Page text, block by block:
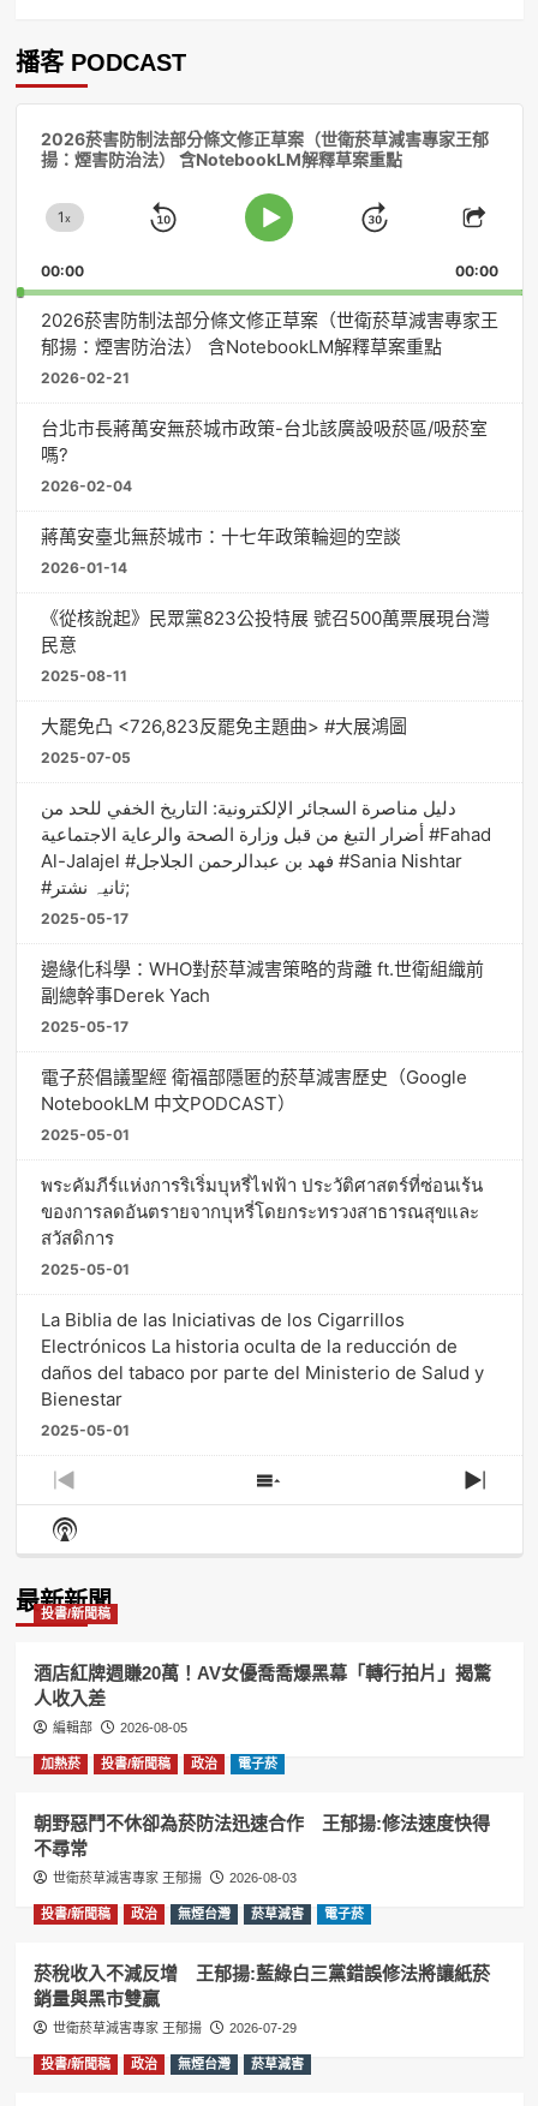
播客 PODCAST
2026菸害防制法部分條文修正草案（世衛菸草減害專家王郁
揚：煙害防治法） 含NotebookLM解釋草案重點
Change
Rate
1x
Skip
Play
Jump
Forward
Share
00:00 00:00
2026菸害防制法部分條文修正草案（世衛菸草減害專家王
郁揚：煙害防治法） 含NotebookLM解釋草案重點
2026-02-21
台北市長蔣萬安無菸城市政策-台北該廣設吸菸區/吸菸室
嗎?
2026-02-04
蔣萬安臺北無菸城市：十七年政策輪迴的空談
2026-01-14
《從核說起》民眾黨823公投特展 號召500萬票展現台灣
民意
2025-08-11
大罷免凸 <726,823反罷免主題曲> #大展鴻圖
2025-07-05
دليل مناصرة السجائر الإلكترونية: التاريخ الخفي للحد من
أضرار التبغ من قبل وزارة الصحة والرعاية الاجتماعية #Fahad
Al-Jalajel #فهد بن عبدالرحمن الجلاجل #Sania Nishtar
#ثانیہ نشتر;
2025-05-17
邊緣化科學：WHO對菸草減害策略的背離 ft.世衛組織前
副總幹事Derek Yach
2025-05-17
電子菸倡議聖經 衛福部隱匿的菸草減害歷史（Google
NotebookLM 中文PODCAST）
2025-05-01
พระคัมภีร์แห่งการริเริ่มบุหรี่ไฟฟ้า ประวัติศาสตร์ที่ซ่อนเร้น
ของการลดอันตรายจากบุหรี่โดยกระทรวงสาธารณสุขและ
สวัสดิการ
2025-05-01
La Biblia de las Iniciativas de los Cigarrillos
Electrónicos La historia oculta de la reducción de
daños del tabaco por parte del Ministerio de Salud y
Bienestar
2025-05-01
Previous
Episode
Show
Episodes
Next
Show
Podcast
最新新聞
投書/新聞稿
酒店紅牌週賺20萬！AV女優喬喬爆黑幕「轉行拍片」揭驚
人收入差
編輯部 2026-08-05
加熱菸 投書/新聞稿 政治 電子菸
朝野惡鬥不休卻為菸防法迅速合作 王郁揚:修法速度快得
不尋常
世衛菸草減害專家 王郁揚 2026-08-03
投書/新聞稿 政治 無煙台灣 菸草減害 電子菸
菸稅收入不減反增 王郁揚:藍綠白三黨錯誤修法將讓紙菸
銷量與黑市雙贏
世衛菸草減害專家 王郁揚 2026-07-29
投書/新聞稿 政治 無煙台灣 菸草減害